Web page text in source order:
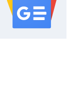
serwisu